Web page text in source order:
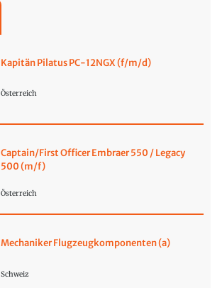
Kapitän Pilatus PC-12NGX (f/m/d)
Österreich
Captain/First Officer Embraer 550 / Legacy
500 (m/f)
Österreich
Mechaniker Flugzeugkomponenten (a)
Schweiz